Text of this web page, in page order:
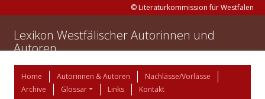
© Literaturkommission für Westfalen
Lexikon Westfälischer Autorinnen und
Autoren
Home Autorinnen & Autoren
Nachlässe/Vorlässe
Archive
Glossar Links Kontakt